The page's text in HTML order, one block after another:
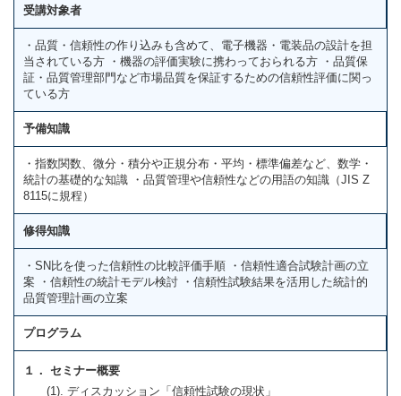
受講対象者
・品質・信頼性の作り込みも含めて、電子機器・電装品の設計を担
当されている方 ・機器の評価実験に携わっておられる方 ・品質保
証・品質管理部門など市場品質を保証するための信頼性評価に関っ
ている方
予備知識
・指数関数、微分・積分や正規分布・平均・標準偏差など、数学・
統計の基礎的な知識 ・品質管理や信頼性などの用語の知識（JIS Z
8115に規程）
修得知識
・SN比を使った信頼性の比較評価手順 ・信頼性適合試験計画の立
案 ・信頼性の統計モデル検討 ・信頼性試験結果を活用した統計的
品質管理計画の立案
プログラム
１． セミナー概要
(1). ディスカッション「信頼性試験の現状」